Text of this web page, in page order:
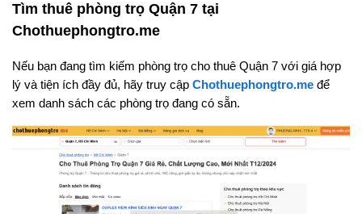
Tìm thuê phòng trọ Quận 7 tại
Chothuephongtro.me
Nếu bạn đang tìm kiếm phòng trọ cho thuê Quận 7 với giá hợp
lý và tiện ích đầy đủ, hãy truy cập Chothuephongtro.me để
xem danh sách các phòng trọ đang có sẵn.